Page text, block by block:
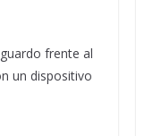
frente al
un dispositivo